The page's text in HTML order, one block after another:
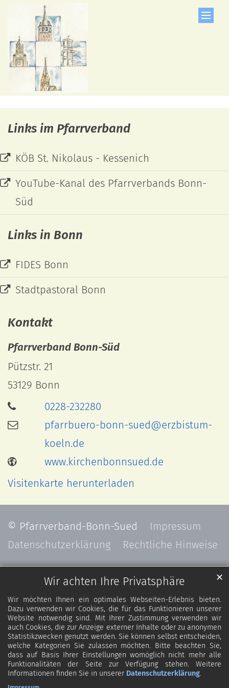
Wir achten Ihre Privatsphäre
Wir möchten Ihnen ein optimales Webseiten-Erlebnis bieten.
Dazu verwenden wir Cookies, die für das Funktionieren unserer
Website notwendig sind. Mit Ihrer Zustimmung verwenden wir
auch Cookies, die zur Anzeige externer Inhalte oder zu anonymen
Statistikzwecken genutzt werden. Sie können selbst entscheiden,
welche Kategorien Sie zulassen möchten. Bitte beachten Sie,
dass auf Basis Ihrer Einstellungen womöglich nicht mehr alle
Funktionalitäten der Seite zur Verfügung stehen. Weitere
Informationen finden Sie in unserer Datenschutzerklärung.
✕
Zum Inhalt springen
Links im Pfarrverband
KÖB St. Nikolaus - Kessenich
YouTube-Kanal des Pfarrverbands Bonn-
Süd
Links in Bonn
FIDES Bonn
Stadtpastoral Bonn
Kontakt
Pfarrverband Bonn-Süd
Pützstr. 21
53129 Bonn
0228-232280
pfarrbuero-bonn-sued@erzbistum-
koeln.de
www.kirchenbonnsued.de
Visitenkarte herunterladen
© Pfarrverband-Bonn-Sued
Impressum
Datenschutzerklärung
Rechtliche Hinweise